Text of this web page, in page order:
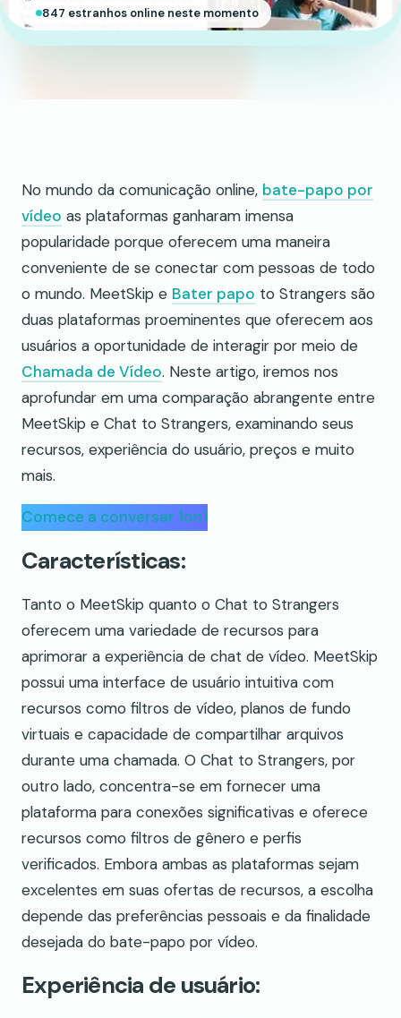
847 estranhos online neste momento
No mundo da comunicação online, bate-papo por
vídeo as plataformas ganharam imensa
popularidade porque oferecem uma maneira
conveniente de se conectar com pessoas de todo
o mundo. MeetSkip e Bater papo to Strangers são
duas plataformas proeminentes que oferecem aos
usuários a oportunidade de interagir por meio de
Chamada de Vídeo. Neste artigo, iremos nos
aprofundar em uma comparação abrangente entre
MeetSkip e Chat to Strangers, examinando seus
recursos, experiência do usuário, preços e muito
mais.
Comece a conversar 1on1
Características:
Tanto o MeetSkip quanto o Chat to Strangers
oferecem uma variedade de recursos para
aprimorar a experiência de chat de vídeo. MeetSkip
possui uma interface de usuário intuitiva com
recursos como filtros de vídeo, planos de fundo
virtuais e capacidade de compartilhar arquivos
durante uma chamada. O Chat to Strangers, por
outro lado, concentra-se em fornecer uma
plataforma para conexões significativas e oferece
recursos como filtros de gênero e perfis
verificados. Embora ambas as plataformas sejam
excelentes em suas ofertas de recursos, a escolha
depende das preferências pessoais e da finalidade
desejada do bate-papo por vídeo.
Experiência de usuário: